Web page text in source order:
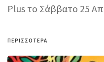
Plus το Σάββατο 25
ΠΕΡΙΣΣΌΤΕΡΑ